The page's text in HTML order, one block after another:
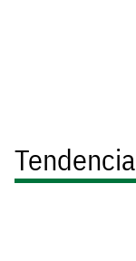
Tendencia